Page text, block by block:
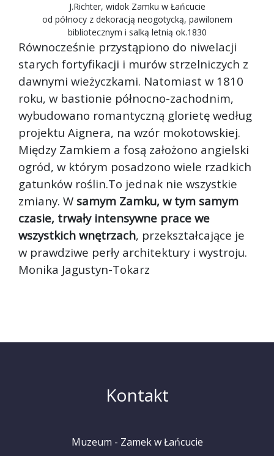
J.Richter, widok Zamku w Łańcucie
od północy z dekoracją neogotycką, pawilonem
bibliotecznym i salką letnią ok.1830
Równocześnie przystąpiono do niwelacji
starych fortyfikacji i murów strzelniczych z
dawnymi wieżyczkami. Natomiast w 1810
roku, w bastionie północno-zachodnim,
wybudowano romantyczną glorietę według
projektu Aignera, na wzór mokotowskiej.
Między Zamkiem a fosą założono angielski
ogród, w którym posadzono wiele rzadkich
gatunków roślin.To jednak nie wszystkie
zmiany. W samym Zamku, w tym samym
czasie, trwały intensywne prace we
wszystkich wnętrzach, przekształcające je
w prawdziwe perły architektury i wystroju.
Monika Jagustyn-Tokarz
Kontakt
Muzeum - Zamek w Łańcucie